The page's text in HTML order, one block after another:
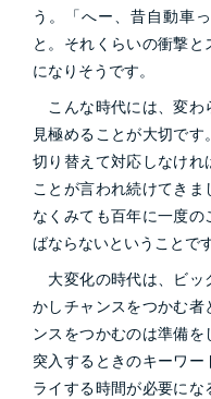
う。「へー、昔自動車
と。それくらいの衝撃
になりそうです。
こんな時代には、変わ
見極めることが大切で
切り替えて対応しなけ
ことが言われ続けてき
なくみても百年に一度
ばならないということです
大変化の時代は、ビッ
かしチャンスをつかむ者
ンスをつかむのは準備
突入するときのキーワー
ライする時間が必要に